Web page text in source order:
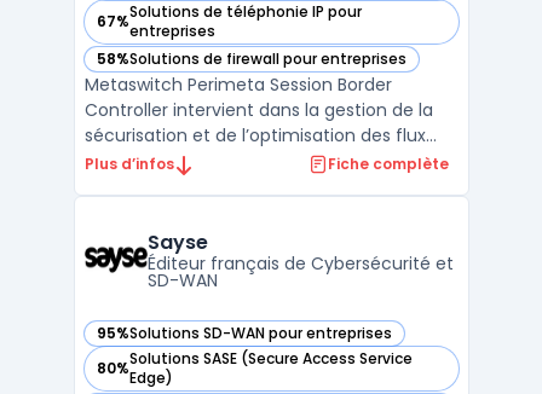
67%Solutions de téléphonie IP pour
entreprises
— voir Metaswitch Perimeta Session Border Controller
58%Solutions de firewall pour entreprises
— voir Metaswitch Perimeta Session Border Controller
Metaswitch Perimeta Session Border
Controller intervient dans la gestion de la
sécurisation et de l’optimisation des flux
voix sur réseaux opérateurs et entreprises.
contrôlant le trafic télécom. Les opérateurs
mob ...
Plus d’infos Fiche complète
Sayse
Éditeur français de Cybersécurité et
SD-WAN
95%Solutions SD-WAN pour entreprises
— voir Sayse dans cette catégorie
80%Solutions SASE (Secure Access Service
Edge)
— voir Sayse dans cette catégorie